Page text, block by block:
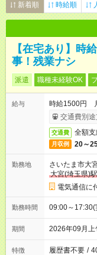
新着順 時給順
【在宅あり】時
事！残業ナシ
派遣 職種未経験OK
給与
時給1500円
交通費別途
交通費 全額
月収例 20～
勤務地
さいたま市大
大宮(埼玉県)駅
電気通信に
勤務時間 09:00～
期間 2026年09月
特徴 履歴書不要 /